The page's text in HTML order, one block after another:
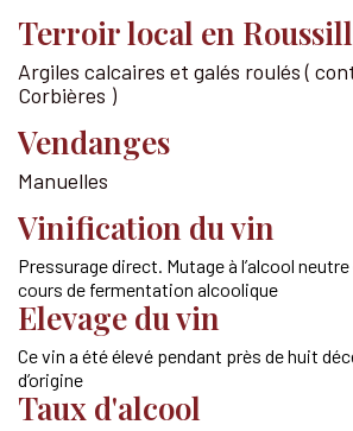
Terroir local en
Argiles calcaires et galés roulés (
Corbières )
Vendanges
Manuelles
Vinification du vin
Pressurage direct. Mutage à l’alcool
cours de fermentation alcoolique
Elevage du vin
Ce vin a été élevé pendant près de huit
d’origine
Taux d'alcool